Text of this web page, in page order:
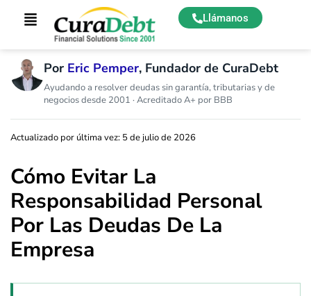
Llámanos
Por Eric Pemper, Fundador de CuraDebt
Ayudando a resolver deudas sin garantía, tributarias y de
negocios desde 2001 · Acreditado A+ por BBB
Actualizado por última vez: 5 de julio de 2026
Cómo Evitar La
Responsabilidad Personal
Por Las Deudas De La
Empresa